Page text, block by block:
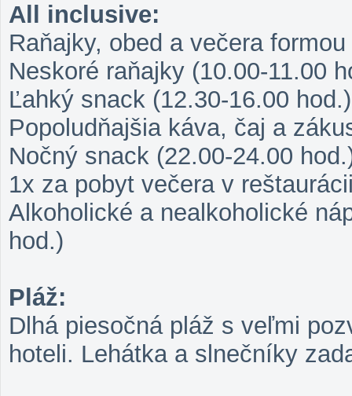
All inclusive:
Raňajky, obed a večera
Neskoré raňajky (10.00-11.00
Ľahký snack (12.30-16.00 hod.)
Popoludňajšia káva, čaj a
Nočný snack (22.00-24.00
1x za pobyt večera v
Alkoholické a nealkoholické
hod.)
Pláž:
Dlhá piesočná pláž s veľmi
hoteli. Lehátka a slnečníky